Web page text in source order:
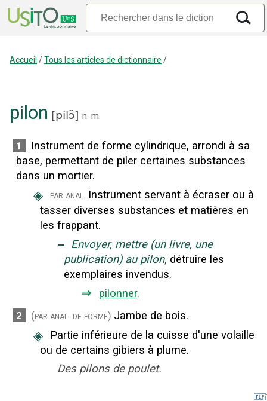
Accueil /Tous les articles de dictionnaire /
pilon [pilɔ̃] n. m.
1
Instrument de forme cylindrique, arrondi à sa
base, permettant de piler certaines substances
dans un mortier.
◈ par anal. Instrument servant à écraser ou à
tasser diverses substances et matières en
les frappant.
‒ Envoyer, mettre (un livre, une
publication) au pilon, détruire les
exemplaires invendus.
⇒ pilonner.
2 (par anal. de forme) Jambe de bois.
◈
Partie inférieure de la cuisse d'une volaille
ou de certains gibiers à plume.
Des pilons de poulet.